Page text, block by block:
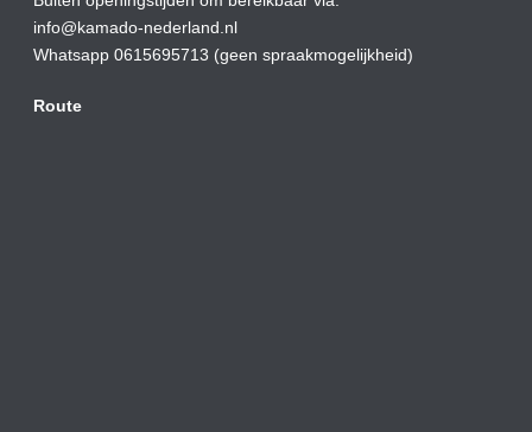
info@kamado-nederland.nl
Whatsapp 0615695713 (geen spraakmogelijkheid)
Route